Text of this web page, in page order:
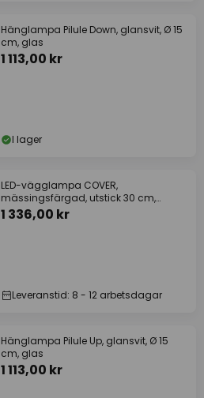
Hänglampa Pilule Down, glansvit, Ø 15
cm, glas
1 113,00 kr
I lager
LED-vägglampa COVER,
mässingsfärgad, utstick 30 cm,
metall
1 336,00 kr
Leveranstid: 8 - 12 arbetsdagar
Hänglampa Pilule Up, glansvit, Ø 15
cm, glas
1 113,00 kr